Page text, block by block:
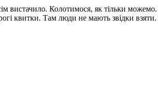
вистачило. Колотимося, як тільки
квитки. Там люди не мають звідки